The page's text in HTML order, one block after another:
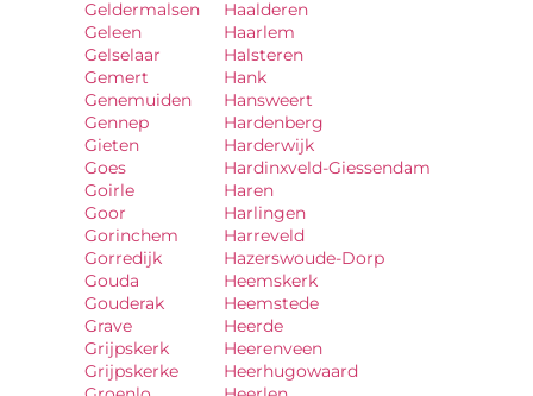
Geldermalsen
Geleen
Gelselaar
Gemert
Genemuiden
Gennep
Gieten
Goes
Goirle
Goor
Gorinchem
Gorredijk
Gouda
Gouderak
Grave
Grijpskerk
Grijpskerke
Haalderen
Haarlem
Halsteren
Hank
Hansweert
Hardenberg
Harderwijk
Hardinxveld-Giessendam
Haren
Harlingen
Harreveld
Hazerswoude-Dorp
Heemskerk
Heemstede
Heerde
Heerenveen
Heerhugowaard